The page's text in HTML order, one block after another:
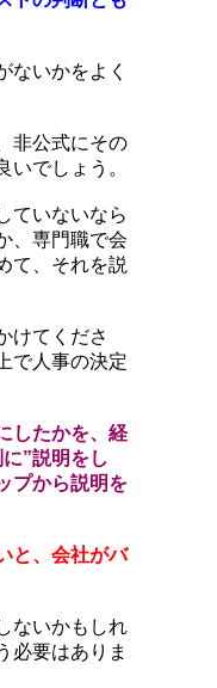
ないかをよく
非公式にその
いでしょう。
ていないなら
、専門職で会
て、それを説
けてくださ
で人事の決定
したかを、経
”説明をし
プから説明を
と、会社がバ
ないかもしれ
必要はありま